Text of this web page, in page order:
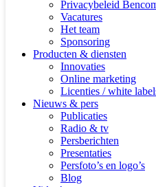
Privacybeleid
Vacatures
Het team
Sponsoring
Producten & diensten
Innovaties
Online marketing
Licenties / white
Nieuws & pers
Publicaties
Radio & tv
Persberichten
Presentaties
Persfoto’s en logo’s
Blog